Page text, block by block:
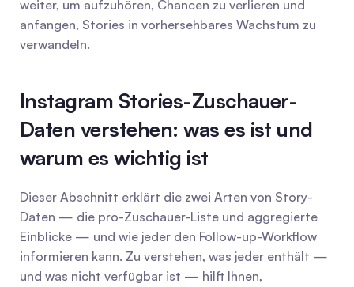
weiter, um aufzuhören, Chancen zu verlieren und
anfangen, Stories in vorhersehbares Wachstum zu
verwandeln.
Instagram Stories-Zuschauer-
Daten verstehen: was es ist und
warum es wichtig ist
Dieser Abschnitt erklärt die zwei Arten von Story-
Daten — die pro-Zuschauer-Liste und aggregierte
Einblicke — und wie jeder den Follow-up-Workflow
informieren kann. Zu verstehen, was jeder enthält —
und was nicht verfügbar ist — hilft Ihnen,